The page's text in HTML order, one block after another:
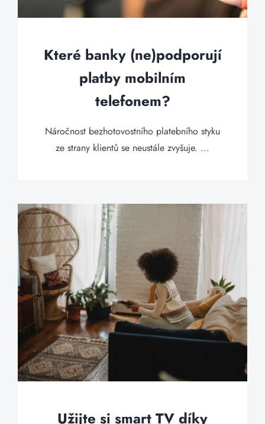
Které banky (ne)podporují
platby mobilním
telefonem?
Náročnost bezhotovostního platebního styku
ze strany klientů se neustále zvyšuje. ...
Užijte si smart TV díky